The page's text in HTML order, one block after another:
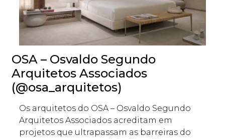
OSA – Osvaldo Segundo
Arquitetos Associados
(@osa_arquitetos)
Os arquitetos do OSA – Osvaldo Segundo
Arquitetos Associados acreditam em
projetos que ultrapassam as barreiras do